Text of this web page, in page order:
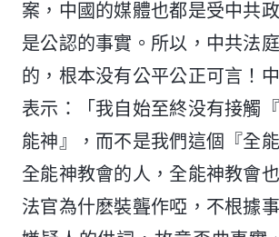
案，中國的媒體也都是受中共
是公認的事實。所以，中共法
的，根本没有公平公正可言！
表示：「我自始至終没有接觸
能神』，而不是我們這個『全
全能神教會的人，全能神教會
法官為什麽裝聾作啞，不根據